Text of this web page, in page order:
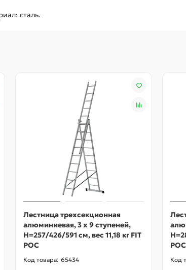
сталь.
Лестница трехсекционная
алюминиевая, 3 х 9 ступеней,
H=257/426/591 см, вес 11,18 кг FIT
РОС
65434
РОС